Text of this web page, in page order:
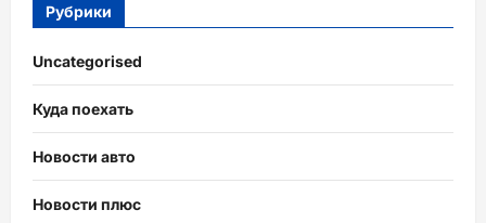
Рубрики
Uncategorised
Куда поехать
Новости авто
Новости плюс